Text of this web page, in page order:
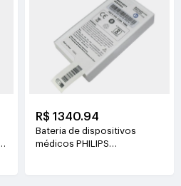
R$ 1340.94
Bateria de dispositivos
médicos PHILIPS